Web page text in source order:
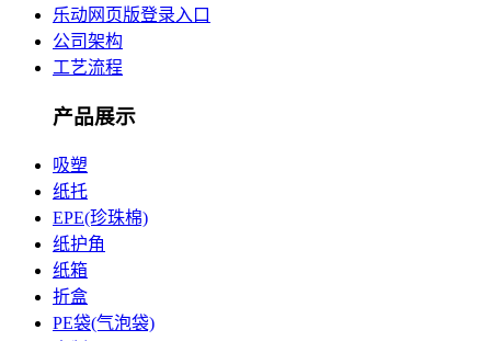
乐动网页版登录入口
公司架构
工艺流程
产品展示
吸塑
纸托
EPE(珍珠棉)
纸护角
纸箱
折盒
PE袋(气泡袋)